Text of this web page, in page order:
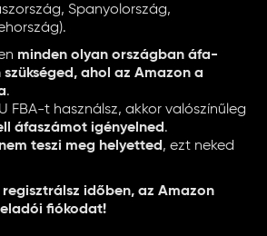
Spanyolország,
minden olyan országban áfa-
ahol az Amazon a
.
FBA-t használsz, akkor valószínűleg
áfaszámot igényelned .
nem teszi meg helyetted , ezt neked
regisztrálsz időben, az Amazon
fiókodat!